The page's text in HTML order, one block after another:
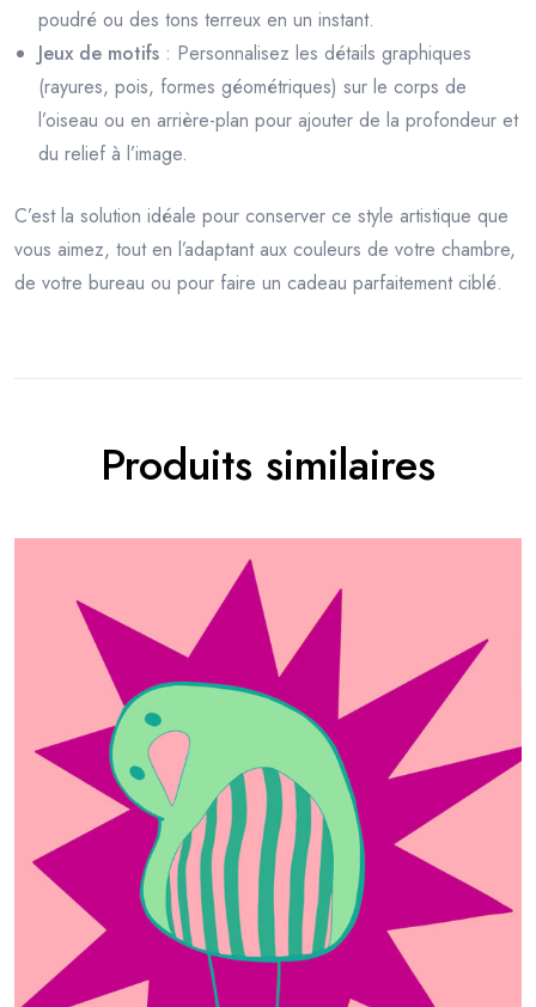
poudré ou des tons terreux en un instant.
Jeux de motifs : Personnalisez les détails graphiques
(rayures, pois, formes géométriques) sur le corps de
l’oiseau ou en arrière-plan pour ajouter de la profondeur et
du relief à l’image.
C’est la solution idéale pour conserver ce style artistique que
vous aimez, tout en l’adaptant aux couleurs de votre chambre,
de votre bureau ou pour faire un cadeau parfaitement ciblé.
Produits similaires